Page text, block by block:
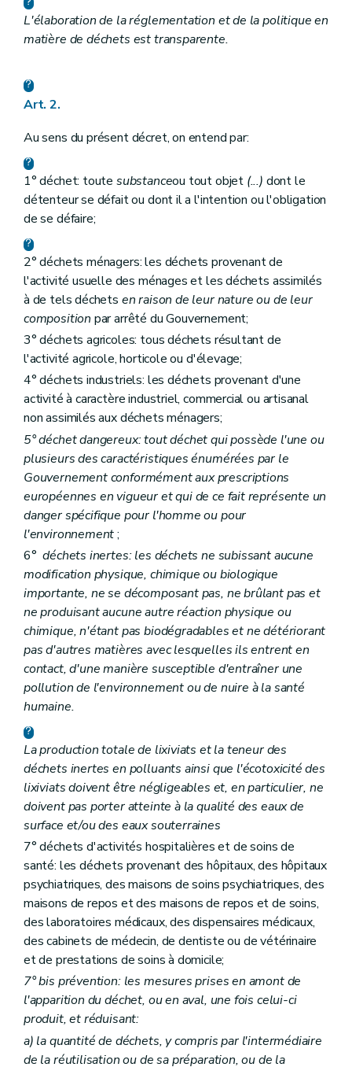
Art. 56
Art. 57
Art. 58
Art. 61
Art.61ter
Art. 63
Art. 64
Art. 65
Chapitre XIII
Art. 67
Art. 68
Art. 69
Art. 70
Art. 71
Art. 72
Art. 73
Art. 74
Art. 75
Art. 76
Annexe 1
Annexe 2
Annexe 3
Annexe 4
L'élaboration de la réglementation et de la politique en
matière de déchets est transparente.
Art. 2.
Au sens du présent décret, on entend par:
1° déchet: toute substanceou tout objet (...) dont le
détenteur se défait ou dont il a l'intention ou l'obligation
de se défaire;
2° déchets ménagers: les déchets provenant de
l'activité usuelle des ménages et les déchets assimilés
à de tels déchets en raison de leur nature ou de leur
composition par arrêté du Gouvernement;
3° déchets agricoles: tous déchets résultant de
l'activité agricole, horticole ou d'élevage;
4° déchets industriels: les déchets provenant d'une
activité à caractère industriel, commercial ou artisanal
non assimilés aux déchets ménagers;
5° déchet dangereux: tout déchet qui possède l'une ou
plusieurs des caractéristiques énumérées par le
Gouvernement conformément aux prescriptions
européennes en vigueur et qui de ce fait représente un
danger spécifique pour l'homme ou pour
l'environnement;
6°déchets inertes: les déchets ne subissant aucune
modification physique, chimique ou biologique
importante, ne se décomposant pas, ne brûlant pas et
ne produisant aucune autre réaction physique ou
chimique, n'étant pas biodégradables et ne détériorant
pas d'autres matières avec lesquelles ils entrent en
contact, d'une manière susceptible d'entraîner une
pollution de l'environnement ou de nuire à la santé
humaine.
La production totale de lixiviats et la teneur des
déchets inertes en polluants ainsi que l'écotoxicité des
lixiviats doivent être négligeables et, en particulier, ne
doivent pas porter atteinte à la qualité des eaux de
surface et/ou des eaux souterraines
7° déchets d'activités hospitalières et de soins de
santé: les déchets provenant des hôpitaux, des hôpitaux
psychiatriques, des maisons de soins psychiatriques, des
maisons de repos et des maisons de repos et de soins,
des laboratoires médicaux, des dispensaires médicaux,
des cabinets de médecin, de dentiste ou de vétérinaire
et de prestations de soins à domicile;
7°bis prévention: les mesures prises en amont de
l'apparition du déchet, ou en aval, une fois celui-ci
produit, et réduisant:
a) la quantité de déchets, y compris par l'intermédiaire
de la réutilisation ou de sa préparation, ou de la